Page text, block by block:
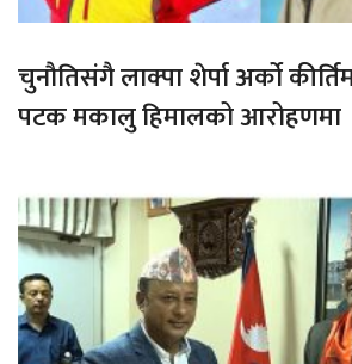
चुनौतिसंगै लाक्पा शेर्पा अर्को
पटक मकालु हिमालको आरोहणमा